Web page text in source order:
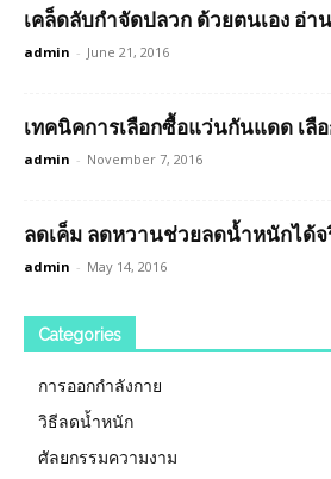
เคล็ดลับกำจัดปลวก ด้วยตนเอง อ่า
admin - June 21, 2016
เทคนิคการเลือกซื้อแว่นกันแดด เลื
admin - November 7, 2016
ลดเค็ม ลดหวานช่วยลดน้ำหนักได้
admin - May 14, 2016
Categories
การออกกำลังกาย
วิธีลดน้ำหนัก
ศัลยกรรมความงาม